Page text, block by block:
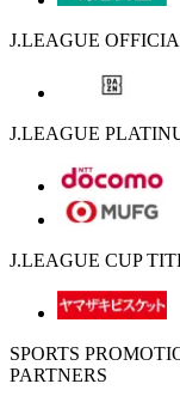
J.LEAGUE
J.LEAGUE
J.LEAGUE CUP
SPORTS
PARTNERS